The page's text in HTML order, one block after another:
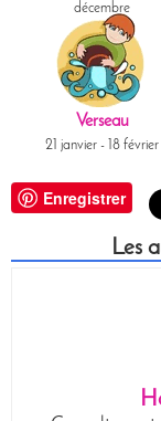
décembre
Verseau
21 janvier - 18 février
Enregistrer
Les